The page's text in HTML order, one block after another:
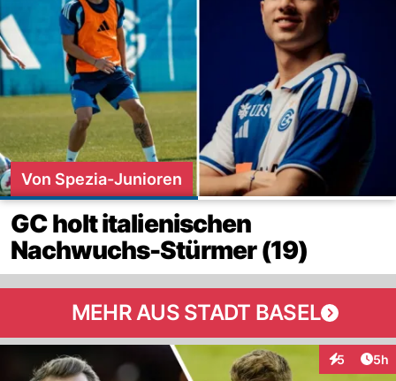
Von Spezia-Junioren
GC holt italienischen
Nachwuchs-Stürmer (19)
MEHR AUS STADT BASEL
5 5h